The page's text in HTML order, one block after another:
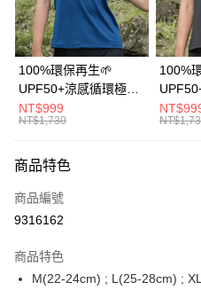
華南商業銀行
上海商業儲蓄銀行
國泰世華商業銀行
臺灣中小企業銀行
匯豐（台灣）商業銀行
聯邦商業銀行
元大商業銀行
台灣樂天信用卡公司
合作金庫商業銀行
華南商業銀行
上海商業儲蓄銀行
國泰世華商業銀行
臺灣中小企業銀行
匯豐（台灣）商業銀行
聯邦商業銀行
玉山商業銀行
台灣樂天信用卡公司
12 期 0 利率 每期NT$160
合作金庫商業銀行
華南商業銀行
上海商業儲蓄銀行
國泰世華商業銀行
臺灣中小企業銀行
元大商業銀行
台新國際商業銀行
台灣樂天信用卡公司
24 期 0 利率 每期NT$80
合作金庫商業銀行
華南商業銀行
上海商業儲蓄銀行
兆豐國際商業銀行
華泰商業銀行
遠東國際商業銀行
永豐商業銀行
星展（台灣）商業銀行
超商取貨付款
LINE Pay
悠遊付
大哥付你分期
相關說明
1.本服務由台灣大哥大提供，台灣大
2.付款方式選擇「大哥付你分期」，
AFTEE先享後付
相關說明
100%環保再生🌱
UPF50+涼感循環極風
衣【山岳線條款】
NT$999
NT$1,730
100%
衣【山
商品特色
商品編號
9316162
商品特色
M(22-24cm) ; L(25-28cm) ;